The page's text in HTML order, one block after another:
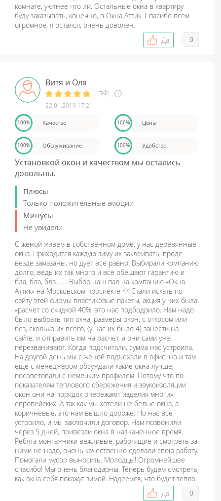
комнате, уютнее что ли. Остальные окна в квартиру
буду заказывать, конечно, в Окна Аттик. Спасибо всем
огромное, я остался, очень доволен.
Да
0
Витя и Оля
22.01.2019 17:21
100% Качество 100% Цены
100% Обслуживание 100% Удобство
Установкой окон и качеством мы остались
довольны.
Плюсы
Только положительные эмоции
Минусы
Не увидели
С женой живем в собственном доме, у нас деревянные
окна. Приходится каждую зиму их заклеивать, вроде
везде замазаны, но дует все равно. Выбирали компанию
долго, ведь их так много и все обещают гарантию и
бла, бла, бла……. Выбор наш пал на компанию «Окна
Аттик» на Московском проспекте 44.Стали искать по
сайту этой фирмы пластиковые пакеты, акция у них была
«расчет со скидкой 40%, это нас подбодрило. Нам надо
было выбрать тип окна, размеры окон, с откосом или
без, сколько их всего, (у нас их было 4) занести на
сайте, и отправить им на расчет, а они сами уже
перезванивают. Когда подсчитали, сумма нас устроила.
На другой день мы с женой подъехали в офис, но и там
еще с менеджером обсуждали какие окна лучше,
посоветовали с немецким профилем. Потому что по
показателям теплового сбережения и звукоизоляции
окон они на порядок опережают изделия многих
европейских. А так как мы хотели не белые окна, а
коричневые, это нам вышло дороже. Но нас все
устроило, и мы заключили договор. Нам позвонили
через 5 дней, привезли окна в назначенное время.
Ребята монтажники вежливые, работящие и смотреть за
ними не надо, очень качественно сделали свою работу.
Помогали мусор выносить. Молодцы! Огромнейшее
спасибо! Мы очень благодарны. Теперь будем смотреть,
как окна себя покажут зимой. Надеемся, что будет тепло.
Да
0